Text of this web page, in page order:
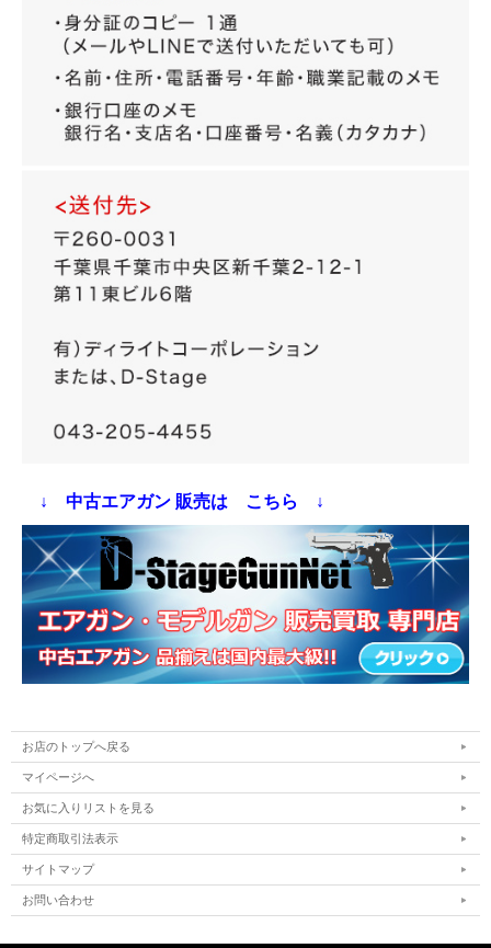
↓ 中古エアガン 販売は こちら ↓
お店のトップへ戻る
マイページへ
お気に入りリストを見る
特定商取引法表示
サイトマップ
お問い合わせ